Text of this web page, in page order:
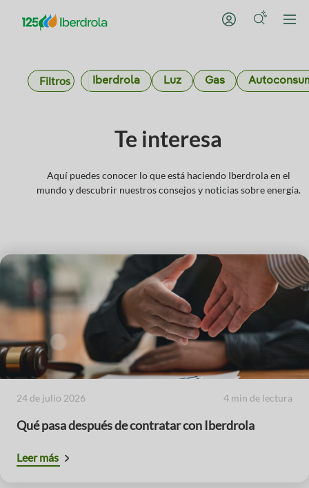
Filtros Iberdrola Luz Gas
Te interesa
Aquí puedes conocer lo que está haciendo Iberdrola en el
mundo y descubrir nuestros consejos y noticias sobre energía.
24 de julio 2026 4 min de lectura
Qué pasa después de contratar con Iberdrola
Leer más